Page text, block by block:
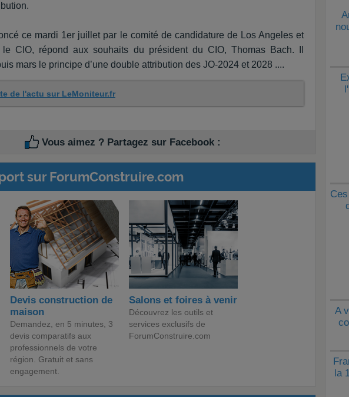
ce mardi 1er juillet par le comité de candidature de Los Angeles et
CIO, répond aux souhaits du président du CIO, Thomas Bach. Il
mars le principe d’une double attribution des JO-2024 et 2028 ....
de l'actu sur LeMoniteur.fr
Vous aimez ? Partagez sur Facebook :
sur ForumConstruire.com
Devis construction de
maison
Demandez, en 5 minutes, 3
devis comparatifs aux
professionnels de votre
région. Gratuit et sans
engagement.
Salons et foires à venir
Découvrez les outils et
services exclusifs de
ForumConstruire.com
A
la